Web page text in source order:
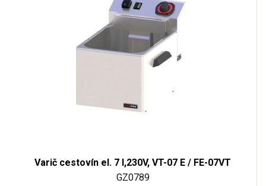
Varič cestovín el. 7 l,230V, VT-07 E / FE-07VT
GZ0789